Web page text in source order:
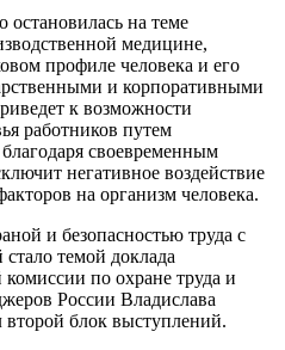
на теме
медицине,
профиле человека и его
и корпоративными
к возможности
работников путем
своевременным
негативное воздействие
на организм человека.
и безопасностью труда с
темой доклада
по охране труда и
России Владислава
второй блок выступлений.